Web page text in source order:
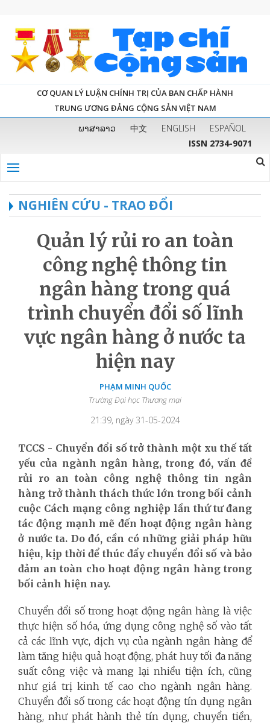
CƠ QUAN LÝ LUẬN CHÍNH TRỊ CỦA BAN CHẤP HÀNH
TRUNG ƯƠNG ĐẢNG CỘNG SẢN VIỆT NAM
ພາສາລາວ 中文 ENGLISH
ESPAÑOL
ISSN 2734-9071
NGHIÊN CỨU - TRAO ĐỔI
Quản lý rủi ro an toàn
công nghệ thông tin
ngân hàng trong quá
trình chuyển đổi số lĩnh
vực ngân hàng ở nước ta
hiện nay
PHẠM MINH QUỐC
Trường Đại học Thương mại
21:39, ngày 31-05-2024
TCCS - Chuyển đổi số trở thành một xu thế tất
yếu của ngành ngân hàng, trong đó, vấn đề
rủi ro an toàn công nghệ thông tin ngân
hàng trở thành thách thức lớn trong bối cảnh
cuộc Cách mạng công nghiệp lần thứ tư đang
tác động mạnh mẽ đến hoạt động ngân hàng
ở nước ta. Do đó, cần có những giải pháp hữu
hiệu, kịp thời để thúc đẩy chuyển đổi số và bảo
đảm an toàn cho hoạt động ngân hàng trong
bối cảnh hiện nay.
Chuyển đổi số trong hoạt động ngân hàng là việc
thực hiện số hóa, ứng dụng công nghệ số vào tất
cả các lĩnh vực, dịch vụ của ngành ngân hàng để
làm tăng hiệu quả hoạt động, phát huy tối đa năng
suất công việc và mang lại nhiều tiện ích, cũng
như giá trị kinh tế cao cho ngành ngân hàng.
Chuyển đổi số trong các hoạt động tín dụng ngân
hàng, như phát hành thẻ tín dụng, chuyển tiền,